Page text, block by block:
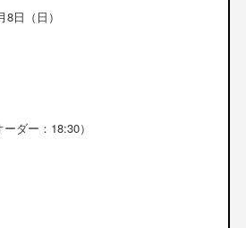
日（日）
ダー：18:30）